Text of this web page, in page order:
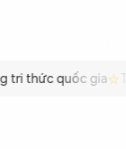
thức quốc gia